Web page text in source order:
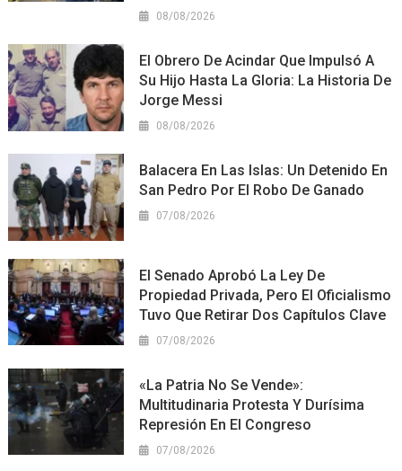
08/08/2026
El Obrero De Acindar Que Impulsó A
Su Hijo Hasta La Gloria: La Historia De
Jorge Messi
08/08/2026
Balacera En Las Islas: Un Detenido En
San Pedro Por El Robo De Ganado
07/08/2026
El Senado Aprobó La Ley De
Propiedad Privada, Pero El Oficialismo
Tuvo Que Retirar Dos Capítulos Clave
07/08/2026
«La Patria No Se Vende»:
Multitudinaria Protesta Y Durísima
Represión En El Congreso
07/08/2026